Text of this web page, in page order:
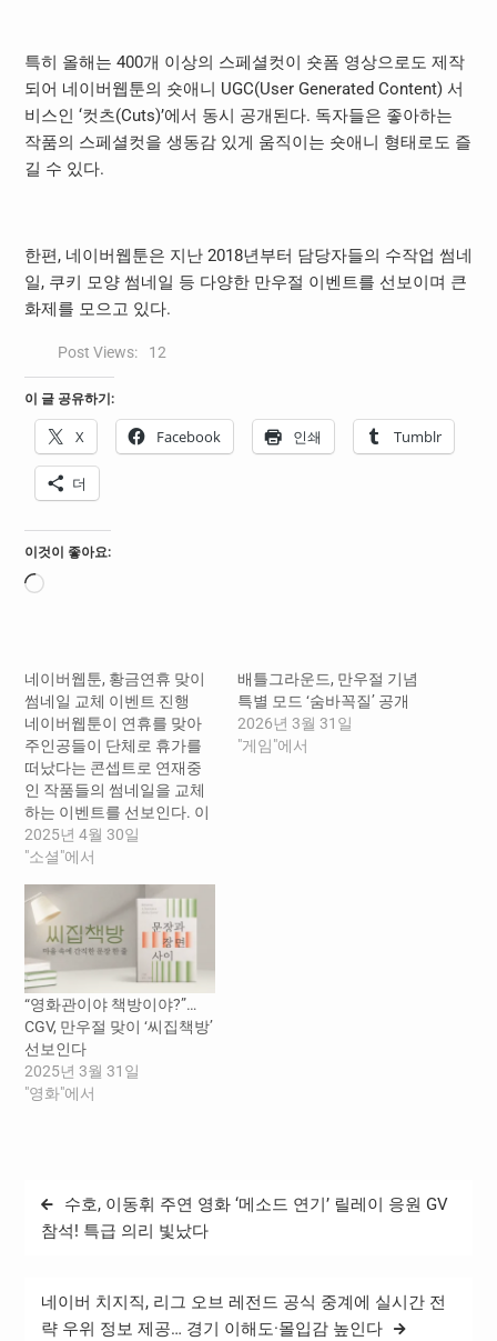
특히 올해는 400개 이상의 스페셜컷이 숏폼 영상으로도 제작
되어 네이버웹툰의 숏애니 UGC(User Generated Content) 서
비스인 ‘컷츠(Cuts)’에서 동시 공개된다. 독자들은 좋아하는
작품의 스페셜컷을 생동감 있게 움직이는 숏애니 형태로도 즐
길 수 있다.
한편, 네이버웹툰은 지난 2018년부터 담당자들의 수작업 썸네
일, 쿠키 모양 썸네일 등 다양한 만우절 이벤트를 선보이며 큰
화제를 모으고 있다.
Post Views: 12
이 글 공유하기:
X Facebook 인쇄 Tumblr
더
이것이 좋아요:
로
네이버웹툰, 황금연휴 맞이
썸네일 교체 이벤트 진행
네이버웹툰이 연휴를 맞아
주인공들이 단체로 휴가를
떠났다는 콘셉트로 연재중
인 작품들의 썸네일을 교체
하는 이벤트를 선보인다. 이
번 이벤트는 "연휴엔 주인공
도 쉽니다"를 콘셉트로 현재
썸네일 속 캐릭터들이 휴가
를 떠나 사라진 빈 자리를 기
발한 상상력으로 채운 다양
한 썸네일로 교체한다. 이벤
트용 썸네일은 5월 1일 밤
10시부터 5월 3일 밤 11시까
지 볼…
2025년 4월 30일
"소셜"에서
배틀그라운드, 만우절 기념
특별 모드 ‘숨바꼭질’ 공개
2026년 3월 31일
"게임"에서
“영화관이야 책방이야?”…
CGV, 만우절 맞이 ‘씨집책방’
선보인다
2025년 3월 31일
"영화"에서
글
탐
수호, 이동휘 주연 영화 ‘메소드 연기’ 릴레이 응원 GV
참석! 특급 의리 빛났다
네이버 치지직, 리그 오브 레전드 공식 중계에 실시간 전
략 우위 정보 제공… 경기 이해도·몰입감 높인다